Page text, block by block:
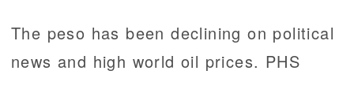
The peso has been declining on political
news and high world oil prices. PHS